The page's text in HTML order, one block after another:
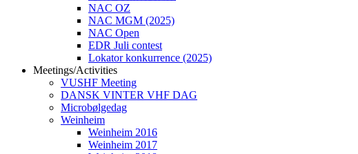
NAC OZ
NAC MGM (2025)
NAC Open
EDR Juli contest
Lokator konkurrence (2025)
Meetings/Activities
VUSHF Meeting
DANSK VINTER VHF DAG
Microbølgedag
Weinheim
Weinheim 2016
Weinheim 2017